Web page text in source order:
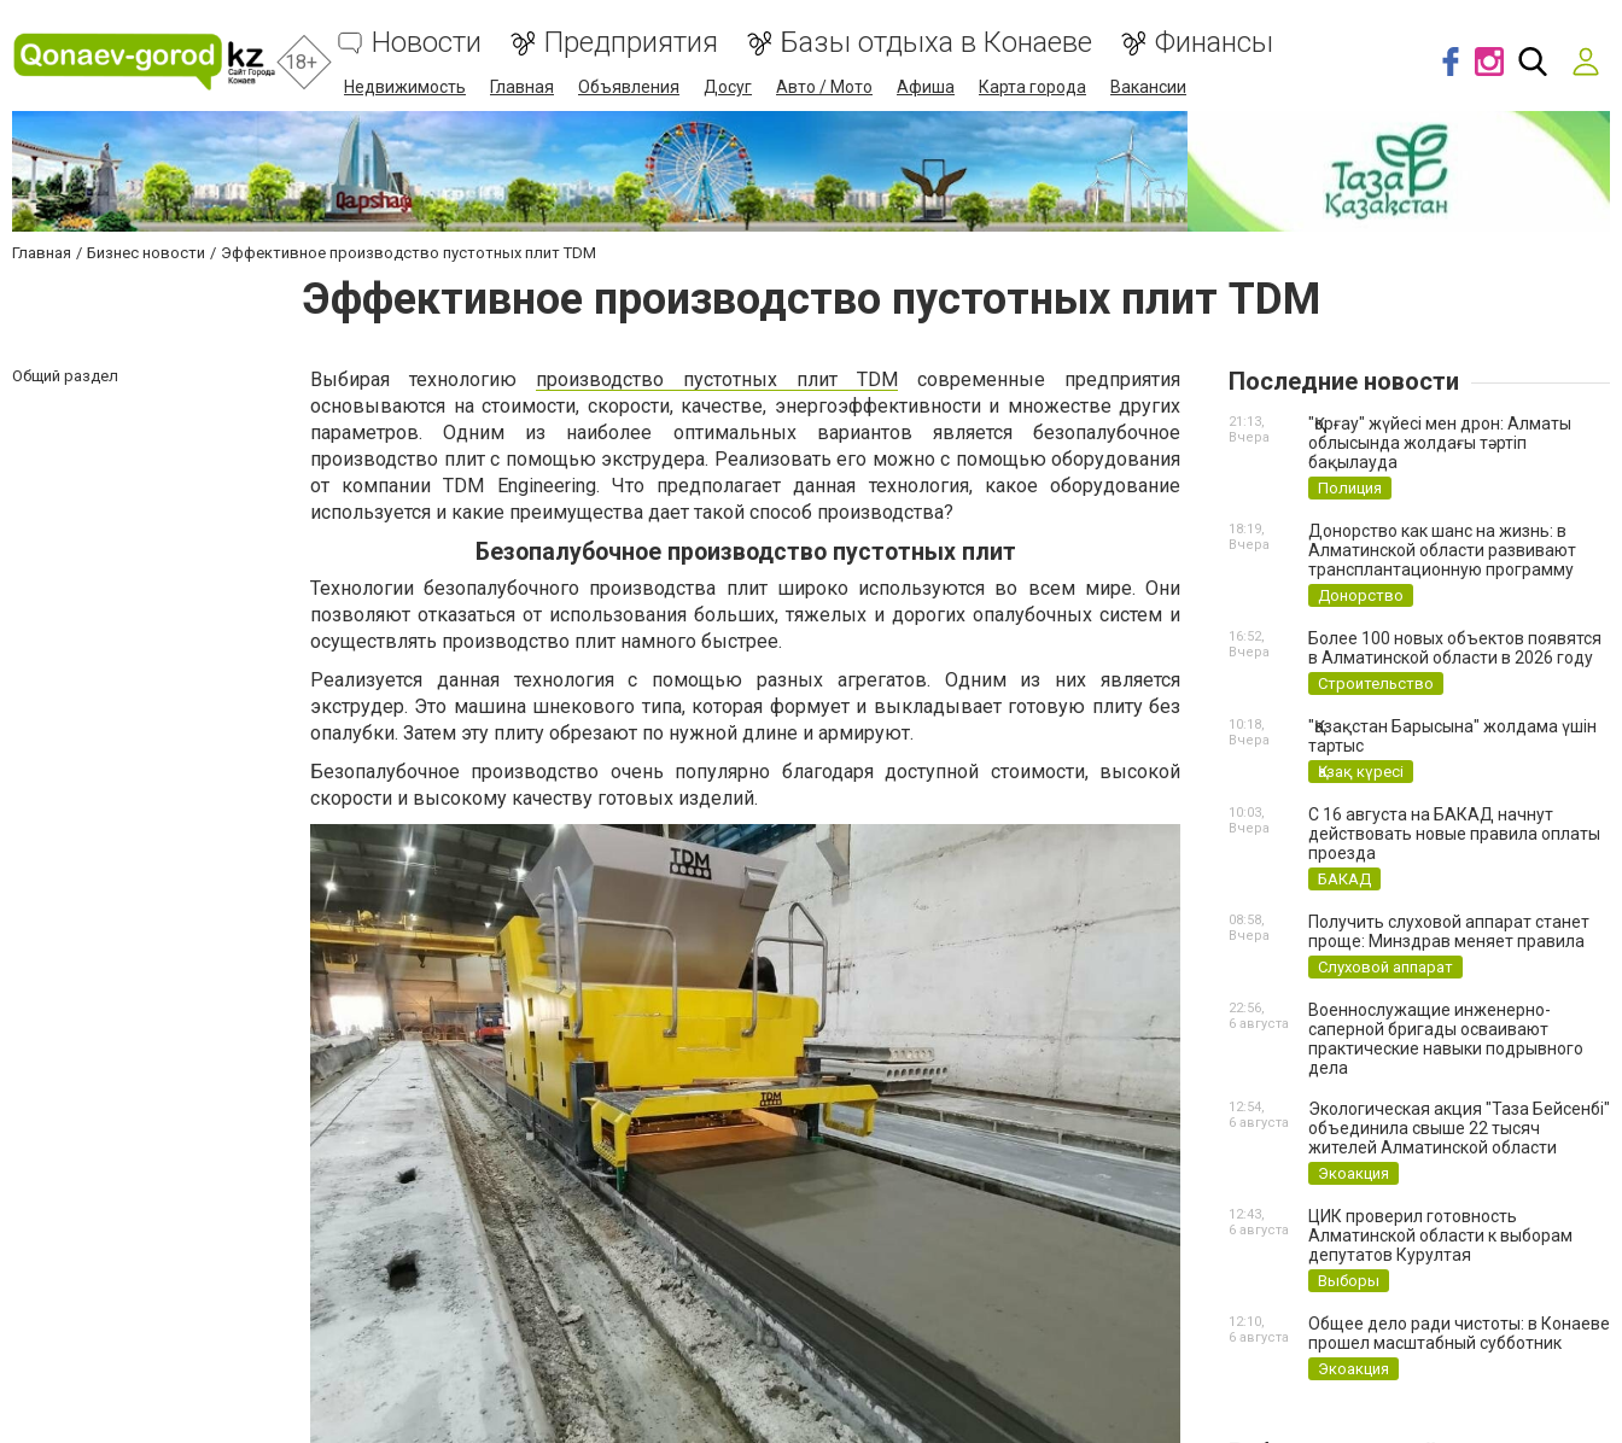
18+
Новости Предприятия Базы отдыха в Конаеве Финансы
Недвижимость Главная Объявления Досуг Авто / Мото Афиша Карта города Вакансии
Главная Бизнес новости Эффективное производство пустотных плит TDM
Эффективное производство пустотных плит TDM
Общий раздел Выбирая технологию производство пустотных плит TDM современные предприятия
основываются на стоимости, скорости, качестве, энергоэффективности и множестве других
параметров. Одним из наиболее оптимальных вариантов является безопалубочное
производство плит с помощью экструдера. Реализовать его можно с помощью оборудования
от компании TDM Engineering. Что предполагает данная технология, какое оборудование
используется и какие преимущества дает такой способ производства?
Безопалубочное производство пустотных плит
Технологии безопалубочного производства плит широко используются во всем мире. Они
позволяют отказаться от использования больших, тяжелых и дорогих опалубочных систем и
осуществлять производство плит намного быстрее.
Реализуется данная технология с помощью разных агрегатов. Одним из них является
экструдер. Это машина шнекового типа, которая формует и выкладывает готовую плиту без
опалубки. Затем эту плиту обрезают по нужной длине и армируют.
Безопалубочное производство очень популярно благодаря доступной стоимости, высокой
скорости и высокому качеству готовых изделий.
Последние новости
"Қорғау" жүйесі мен дрон: Алматы
облысында жолдағы тәртіп
бақылауда
Полиция
21:13,
Вчера
Донорство как шанс на жизнь: в
Алматинской области развивают
трансплантационную программу
Донорство
18:19,
Вчера
Более 100 новых объектов появятся
в Алматинской области в 2026 году
Строительство
16:52,
Вчера
"Қазақстан Барысына" жолдама үшін
тартыс
Қазақ күресі
10:18,
Вчера
С 16 августа на БАКАД начнут
действовать новые правила оплаты
проезда
БАКАД
10:03,
Вчера
Получить слуховой аппарат станет
проще: Минздрав меняет правила
Слуховой аппарат
08:58,
Вчера
Военнослужащие инженерно-
саперной бригады осваивают
практические навыки подрывного
дела
22:56,
6 августа
Экологическая акция "Таза Бейсенбі"
объединила свыше 22 тысяч
жителей Алматинской области
Экоакция
12:54,
6 августа
ЦИК проверил готовность
Алматинской области к выборам
депутатов Курултая
Выборы
12:43,
6 августа
Общее дело ради чистоты: в Конаеве
прошел масштабный субботник
Экоакция
12:10,
6 августа